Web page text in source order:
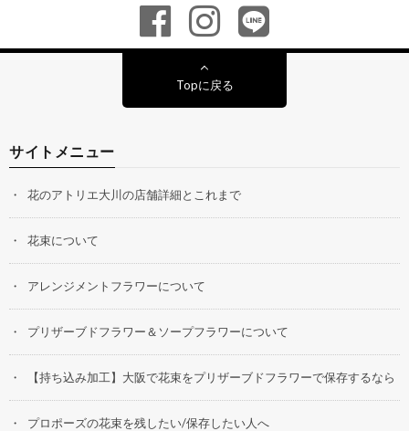
Topに戻る
サイトメニュー
花のアトリエ大川の店舗詳細とこれまで
花束について
アレンジメントフラワーについて
プリザーブドフラワー＆ソープフラワーについて
【持ち込み加工】大阪で花束をプリザーブドフラワーで保存するなら
プロポーズの花束を残したい/保存したい人へ